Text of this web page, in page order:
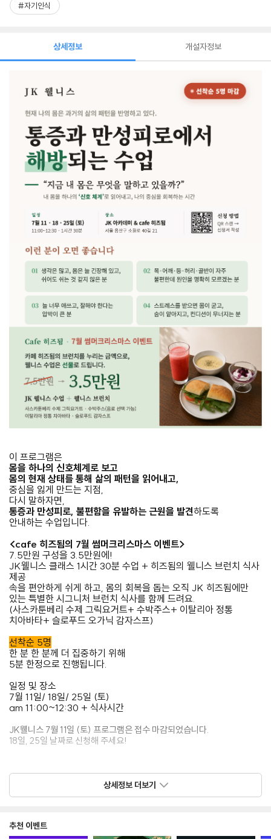
#자기인식
상세정보
이 프로그램은
몸을 하나의 신호체계로 보고
몸의 현재 상태를 통해 삶의 패턴을 읽어내고,
중심을 잃게 만드는 지점,
다시 말하자면,
통증과 만성피로, 불편함을 유발하는 근원을 발견하도록
안내하는 수업입니다.
<cafe 히즈됨의 7월 썸머크리스마스 이벤트>
7.5만원 구성을 3.5만원에!
JK웰니스 클래스 1시간 30분 수업 + 히즈됨의 웰니스 브런치 식사
제공
속을 편안하게 쉬게 하고, 몸의 회복을 돕는 오직 JK 히즈됨에만
있는 특별한 시그니처 브런치 식사를 함께 드려요.
(사스카툰베리 수제 그릭요거트+ 수박주스+ 이탈리아 정통
치아바타+ 슬로푸드 오가닉 감자스프)
선착순 5명
한 분 한 분께 더 집중하기 위해
5분 한정으로 진행됩니다.
일정 및 장소
7월 11일/ 18일/ 25일 (토)
am 11:00~12:30 + 식사시간
️️JK웰니스 7월 11일 (토) 프로그램은 접수 마감되었습니다.️️
18일, 25일 날짜로 신청해 주세요!
신청 및 문의
JK 웰니스 더 자세한 내용이 궁금하다면
블로그 이벤트 상세 설명
신청하기
상세정보 더보기
개설자정보
추천 이벤트